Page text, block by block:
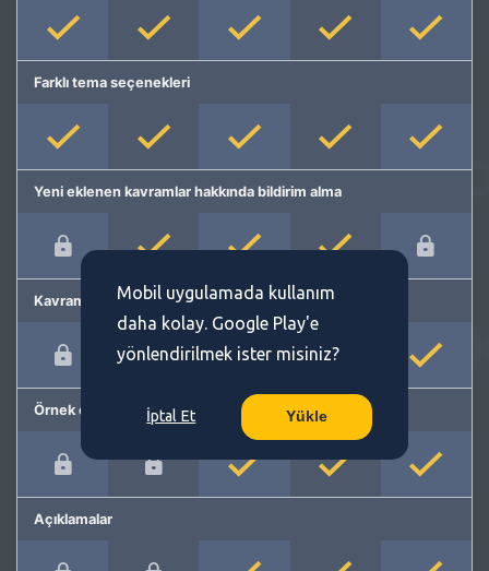
Farklı tema seçenekleri
Yeni eklenen kavramlar hakkında bildirim alma
Kavram önerme
Örnek cümleler
Açıklamalar
Mobil uygulamada kullanım
daha kolay. Google Play'e
yönlendirilmek ister misiniz?
İptal Et Yükle